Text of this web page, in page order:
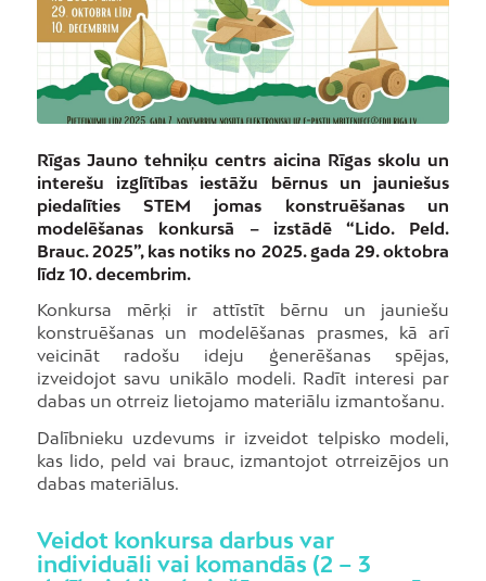
Rīgas Jauno tehniķu centrs aicina Rīgas skolu un
interešu izglītības iestāžu bērnus un jauniešus
piedalīties STEM jomas konstruēšanas un
modelēšanas konkursā – izstādē “Lido. Peld.
Brauc. 2025”, kas notiks no 2025. gada 29. oktobra
līdz 10. decembrim.
Konkursa mērķi ir attīstīt bērnu un jauniešu
konstruēšanas un modelēšanas prasmes, kā arī
veicināt radošu ideju ģenerēšanas spējas,
izveidojot savu unikālo modeli. Radīt interesi par
dabas un otrreiz lietojamo materiālu izmantošanu.
Dalībnieku uzdevums ir izveidot telpisko modeli,
kas lido, peld vai brauc, izmantojot otrreizējos un
dabas materiālus.
Veidot konkursa darbus var
individuāli vai komandās (2 – 3